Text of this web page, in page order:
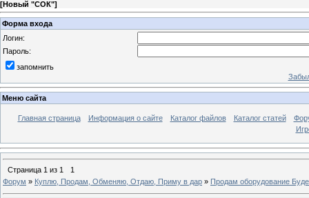
[Новый "СОК"]
Форма входа
Логин:
Пароль:
запомнить
Меню сайта
Главная страница Информация о сайте Каталог файлов Каталог статей
Страница 1 из 1
1
Форум » Куплю, Продам, Обменяю, Отдаю, Приму в дар » Продам оборудование